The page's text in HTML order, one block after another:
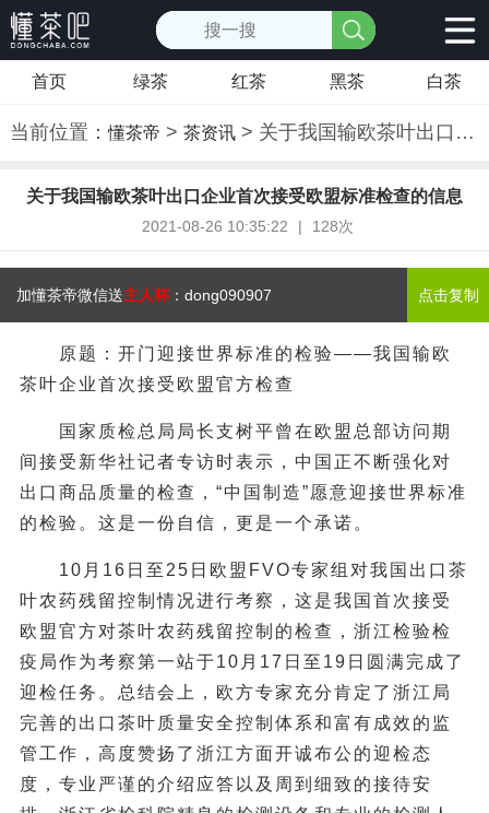
首页 绿茶 红茶 黑茶 白茶
当前位置：懂茶帝 > 茶资讯> 关于我国输欧茶叶出口企业首次接受欧盟标准检查的信息
关于我国输欧茶叶出口企业首次接受欧盟标准检查的信息
2021-08-26 10:35:22 | 128次
加懂茶帝微信送主人杯： dong090907 点击复制
原题：开门迎接世界标准的检验——我国输欧
茶叶企业首次接受欧盟官方检查
国家质检总局局长支树平曾在欧盟总部访问期
间接受新华社记者专访时表示，中国正不断强化对
出口商品质量的检查，“中国制造”愿意迎接世界标准
的检验。这是一份自信，更是一个承诺。
10月16日至25日欧盟FVO专家组对我国出口茶
叶农药残留控制情况进行考察，这是我国首次接受
欧盟官方对茶叶农药残留控制的检查，浙江检验检
疫局作为考察第一站于10月17日至19日圆满完成了
迎检任务。总结会上，欧方专家充分肯定了浙江局
完善的出口茶叶质量安全控制体系和富有成效的监
管工作，高度赞扬了浙江方面开诚布公的迎检态
度，专业严谨的介绍应答以及周到细致的接待安